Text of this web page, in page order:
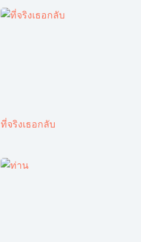
ที่จริงเธอกลับ